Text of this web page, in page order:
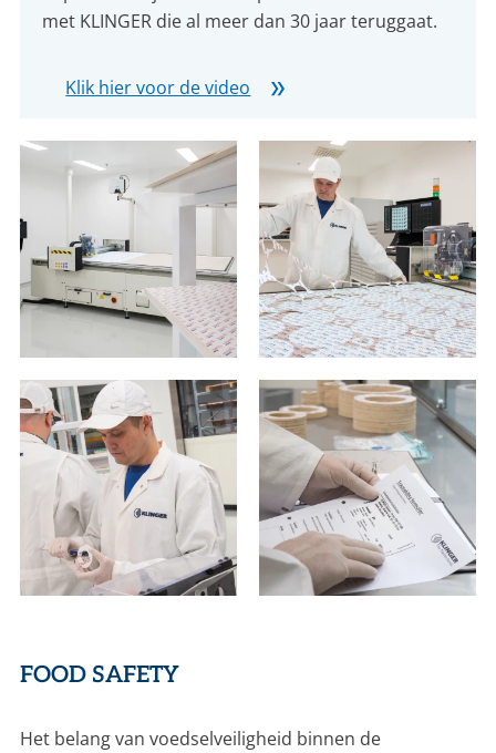
met KLINGER die al meer dan 30 jaar teruggaat.
Klik hier voor de video
FOOD SAFETY
Het belang van voedselveiligheid binnen de